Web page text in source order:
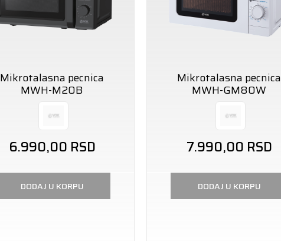
Mikrotalasna pecnica
MWH-M20B
6.990,00 RSD
DODAJ U KORPU
Mikrotalasna pecnica
MWH-GM80W
7.990,00 RSD
DODAJ U KORPU